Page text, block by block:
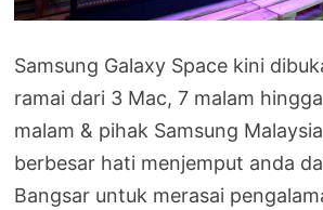
Samsung Galaxy Space kini
ramai dari 3 Mac, 7 malam
malam & pihak Samsung
berbesar hati menjemput anda
Bangsar untuk merasai